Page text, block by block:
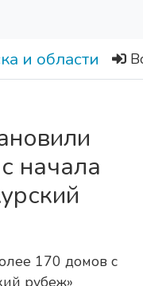
начала